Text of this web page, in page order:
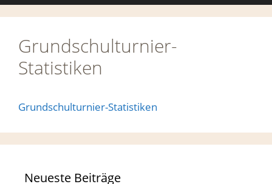
Grundschulturnier-
Statistiken
Grundschulturnier-Statistiken
Neueste Beiträge